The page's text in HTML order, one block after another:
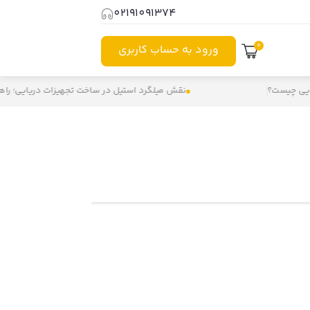
02191091374
0 ورود به حساب کاربری
چیست؟ نقش میلگرد استیل در ساخت تجهیزات دریایی؛